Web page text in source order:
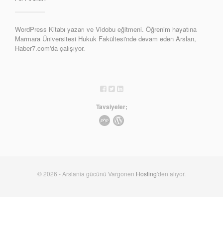
WordPress Kitabı yazarı ve Vidobu eğitmeni. Öğrenim hayatına
Marmara Üniversitesi Hukuk Fakültesi'nde devam eden Arslan,
Haber7.com'da çalışıyor.
Tavsiyeler;
© 2026 - Arslania gücünü Vargonen Hosting'den alıyor.